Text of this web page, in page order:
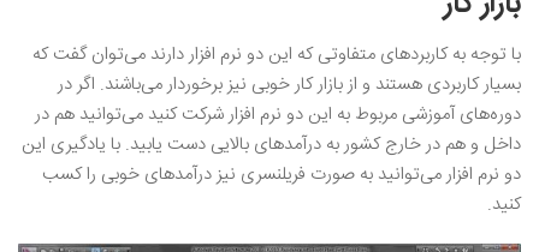
با توجه به کاربردهای متفاوتی که این دو نرم ‌افزار دارند می‌‌توان گفت که
بسیار کاربردی هستند و از بازار کار خوبی نیز برخوردار می‌باشند. اگر در
دوره‌های آموزشی مربوط به این دو نرم‌ افزار شرکت کنید می‌توانید هم در
داخل و هم در خارج کشور به درآمدهای بالایی دست یابید. با یادگیری این
دو نرم‌ افزار می‌توانید به صورت فریلنسری نیز درآمد‌های خوبی را کسب
کنید.